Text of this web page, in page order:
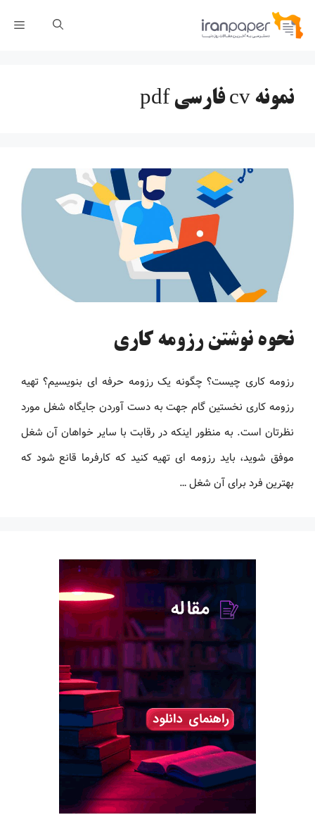
پرش
نمونه cv فارسی pdf
نحوه نوشتن رزومه کاری
رزومه کاری چیست؟ چگونه یک رزومه حرفه ای بنویسیم؟ تهیه
رزومه کاری نخستین گام جهت به دست آوردن جایگاه شغل مورد
نظرتان است. به منظور اینکه در رقابت با سایر خواهان آن شغل
موفق شوید، باید رزومه ‌ای تهیه کنید که کارفرما قانع شود که
بهترین فرد برای آن شغل …